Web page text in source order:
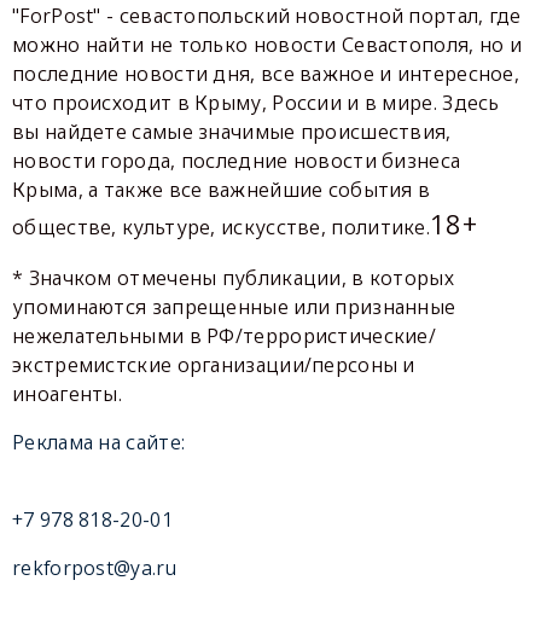
"ForPost" - севастопольский новостной портал, где
можно найти не только новости Севастополя, но и
последние новости дня, все важное и интересное,
что происходит в Крыму, России и в мире. Здесь
вы найдете самые значимые происшествия,
новости города, последние новости бизнеса
Крыма, а также все важнейшие события в
обществе, культуре, искусстве, политике.18+
* Значком отмечены публикации, в которых
упоминаются запрещенные или признанные
нежелательными в РФ/террористические/
экстремистские организации/персоны и
иноагенты.
Реклама на сайте:
+7 978 818-20-01
rekforpost@ya.ru